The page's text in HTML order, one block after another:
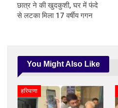
छात्र ने की खुदकुशी, घर में फंदे
से लटका मिला 17 वर्षीय गगन
You Might Also Like
हरियाणा